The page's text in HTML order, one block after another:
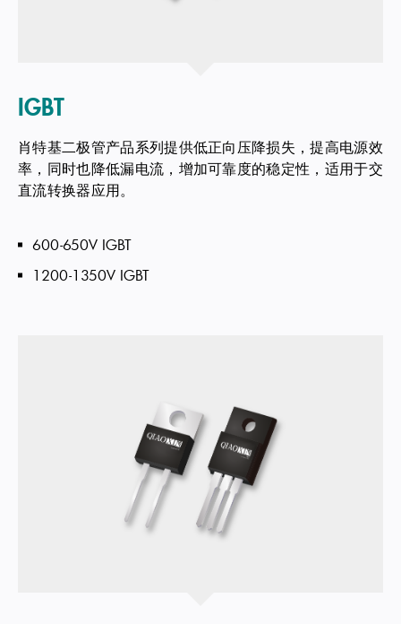
IGBT
肖特基二极管产品系列提供低正向压降损失，提高电源效
率，同时也降低漏电流，增加可靠度的稳定性，适用于交
直流转换器应用。
600-650V IGBT
1200-1350V IGBT